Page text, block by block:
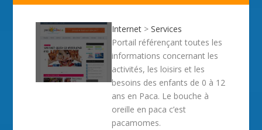
Internet >Services
Portail référençant toutes les
informations concernant les
activités, les loisirs et les
besoins des enfants de 0 à 12
ans en Paca. Le bouche à
oreille en paca c’est
pacamomes.